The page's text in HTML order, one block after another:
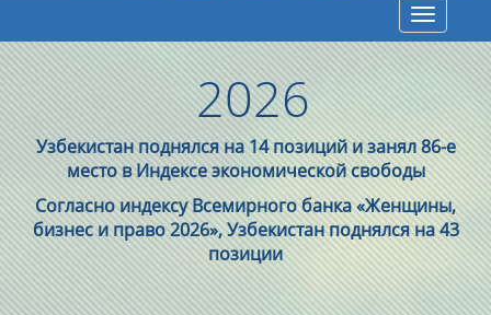
Toggle
2026
Узбекистан поднялся на 14 позиций и занял 86-е
место в Индексе экономической свободы
Согласно индексу Всемирного банка «Женщины,
бизнес и право 2026», Узбекистан поднялся на 43
позиции